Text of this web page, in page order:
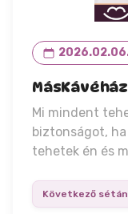
MásKávéház
Mi mindent
biztonságot,
tehetek én és
Következő